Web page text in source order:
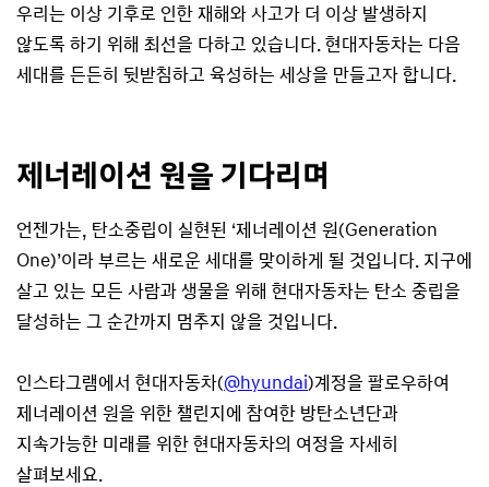
우리는 이상 기후로 인한 재해와 사고가 더 이상 발생하지
않도록 하기 위해 최선을 다하고 있습니다. 현대자동차는 다음
세대를 든든히 뒷받침하고 육성하는 세상을 만들고자 합니다.
제너레이션 원을 기다리며
언젠가는, 탄소중립이 실현된 ‘제너레이션 원(Generation
One)’이라 부르는 새로운 세대를 맞이하게 될 것입니다. 지구에
살고 있는 모든 사람과 생물을 위해 현대자동차는 탄소 중립을
달성하는 그 순간까지 멈추지 않을 것입니다.
인스타그램에서 현대자동차(@hyundai)계정을 팔로우하여
제너레이션 원을 위한 챌린지에 참여한 방탄소년단과
지속가능한 미래를 위한 현대자동차의 여정을 자세히
살펴보세요.